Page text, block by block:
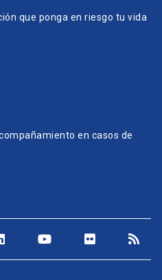
que ponga en riesgo tu vida
en casos de